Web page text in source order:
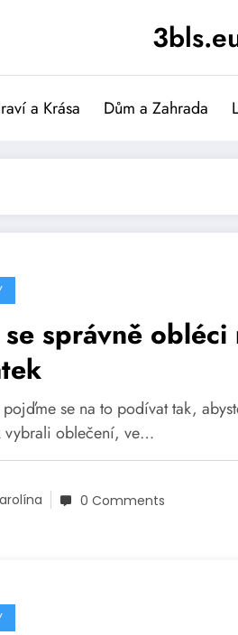
a Krása Dům a Zahrada
se správně
pojďme se na to podívat tak,
vybrali oblečení, ve…
0 Comments